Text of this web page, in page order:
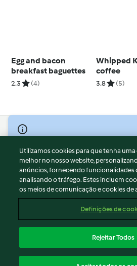
Egg and bacon
breakfast baguettes
2.3 (4)
Whipped
coffee
3.8 (5)
© Copyright 2026
Termos de Utilização
Aviso sobre Proteção de Dados
Aviso
Apoio legal
Conteúdo do relatório
Declaração de acessibilidade
Utilizamos cookies para que tenha
melhor no nosso website,
anúncios, fornecendo funcionalidades
analisando o tráfego. Estes incluem
os meios de comunicação e cookies de
Definições de
Rejeitar Todos